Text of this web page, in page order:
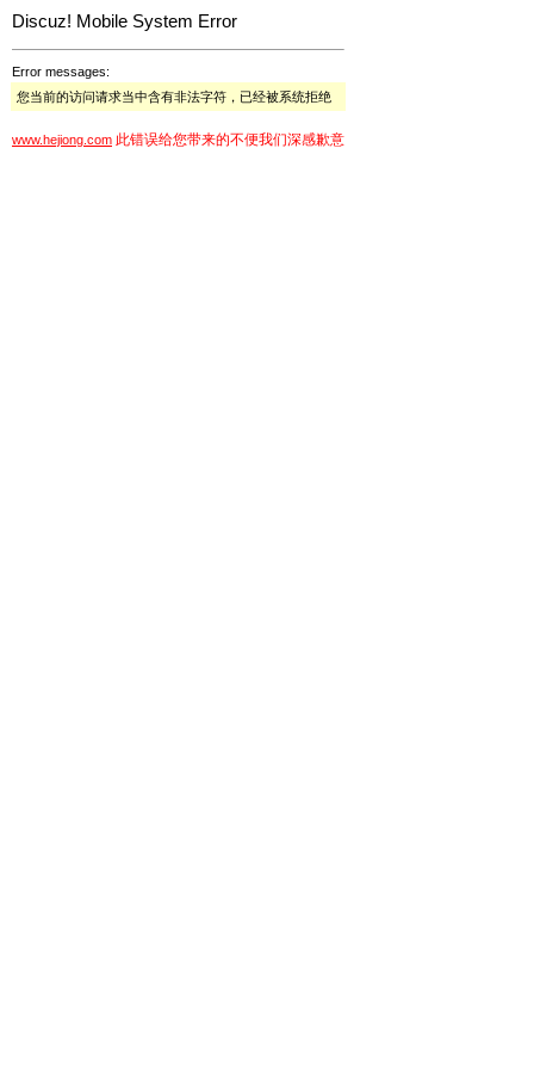
Discuz! Mobile System Error
Error messages:
您当前的访问请求当中含有非法字符，已经被系统拒绝
www.hejiong.com 此错误给您带来的不便我们深感歉意